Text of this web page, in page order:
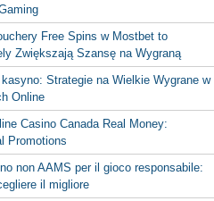
Free Spins w Mostbet to
Zwiększają Szansę na Wygraną
Strategie na Wielkie Wygrane w
Online
Casino Canada Real Money:
Promotions
non AAMS per il gioco responsabile:
il migliore